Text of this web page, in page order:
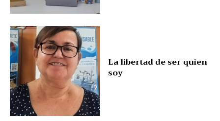
La libertad de ser quien
soy